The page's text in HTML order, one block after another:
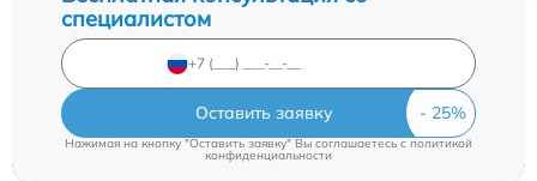
специалистом
Оставить заявку
Нажимая на кнопку "Оставить заявку" Вы соглашаетесь cполитикой
конфиденциальности